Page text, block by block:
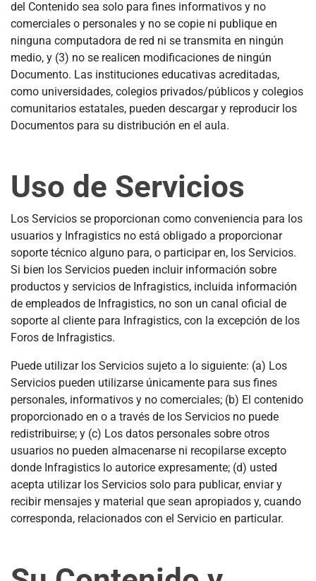
del Contenido sea solo para fines informativos y no
comerciales o personales y no se copie ni publique en
ninguna computadora de red ni se transmita en ningún
medio, y (3) no se realicen modificaciones de ningún
Documento. Las instituciones educativas acreditadas,
como universidades, colegios privados/públicos y colegios
comunitarios estatales, pueden descargar y reproducir los
Documentos para su distribución en el aula.
Uso de Servicios
Los Servicios se proporcionan como conveniencia para los
usuarios y Infragistics no está obligado a proporcionar
soporte técnico alguno para, o participar en, los Servicios.
Si bien los Servicios pueden incluir información sobre
productos y servicios de Infragistics, incluida información
de empleados de Infragistics, no son un canal oficial de
soporte al cliente para Infragistics, con la excepción de los
Foros de Infragistics.
Puede utilizar los Servicios sujeto a lo siguiente: (a) Los
Servicios pueden utilizarse únicamente para sus fines
personales, informativos y no comerciales; (b) El contenido
proporcionado en o a través de los Servicios no puede
redistribuirse; y (c) Los datos personales sobre otros
usuarios no pueden almacenarse ni recopilarse excepto
donde Infragistics lo autorice expresamente; (d) usted
acepta utilizar los Servicios solo para publicar, enviar y
recibir mensajes y material que sean apropiados y, cuando
corresponda, relacionados con el Servicio en particular.